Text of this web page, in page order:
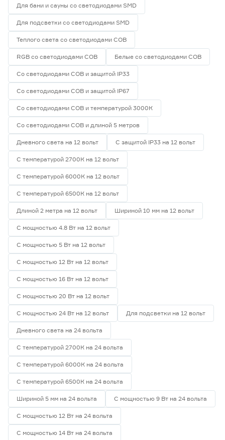
Для бани и сауны со светодиодами SMD
Для подсветки со светодиодами SMD
Теплого света со светодиодами СОВ
RGB со светодиодами СОВ Белые со светодиодами СОВ
Со светодиодами СОВ и защитой IP33
Со светодиодами СОВ и защитой IP67
Со светодиодами СОВ и температурой 3000К
Со светодиодами СОВ и длиной 5 метров
Дневного света на 12 вольт С защитой IP33 на 12 вольт
С температурой 2700К на 12 вольт
С температурой 6000К на 12 вольт
С температурой 6500К на 12 вольт
Длиной 2 метра на 12 вольт Шириной 10 мм на 12 вольт
С мощностью 4.8 Вт на 12 вольт
С мощностью 5 Вт на 12 вольт
С мощностью 12 Вт на 12 вольт
С мощностью 16 Вт на 12 вольт
С мощностью 20 Вт на 12 вольт
С мощностью 24 Вт на 12 вольт Для подсветки на 12 вольт
Дневного света на 24 вольта
С температурой 2700К на 24 вольта
С температурой 6000К на 24 вольта
С температурой 6500К на 24 вольта
Шириной 5 мм на 24 вольта С мощностью 9 Вт на 24 вольта
С мощностью 12 Вт на 24 вольта
С мощностью 14 Вт на 24 вольта